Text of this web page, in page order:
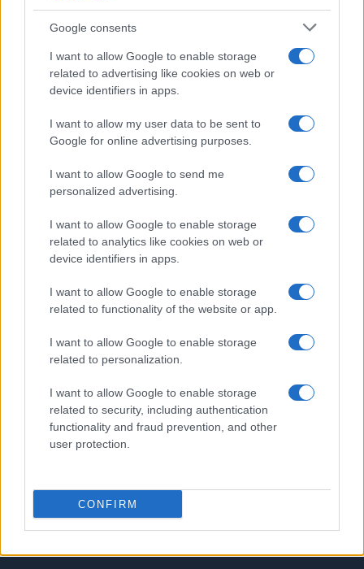
Google consents
I want to allow Google to enable storage
related to advertising like cookies on web or
device identifiers in apps.
I want to allow my user data to be sent to
Google for online advertising purposes.
I want to allow Google to send me
personalized advertising.
I want to allow Google to enable storage
related to analytics like cookies on web or
device identifiers in apps.
I want to allow Google to enable storage
related to functionality of the website or app.
I want to allow Google to enable storage
related to personalization.
I want to allow Google to enable storage
related to security, including authentication
functionality and fraud prevention, and other
user protection.
CONFIRM
Amichevole estiva: la Fiorentina pareggia 1-1 con il Deportivo
La Coruña
PIÙ LETTI
Atalanta in trattativa per Yeremay Hernandez: il profilo del
Vincent Kompany punta alla Champions League con il Bayern
Amichevole estiva: la Fiorentina pareggia 1-1 con il Deportivo
Kings League World Cup Clubs 2026: i brasiliani del G3X
campioni del mondo
Calcio amatoriale in Svizzera: come ridurre gli infortuni e i